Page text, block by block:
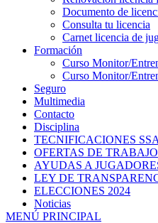
Documento de
Consulta tu licencia
Carnet licencia de
Formación
Curso Monitor/
Curso Monitor/
Seguro
Multimedia
Contacto
Disciplina
TECNIFICACIONES
OFERTAS DE TRABAJO
AYUDAS A
LEY DE
ELECCIONES 2024
Noticias
MENÚ PRINCIPAL